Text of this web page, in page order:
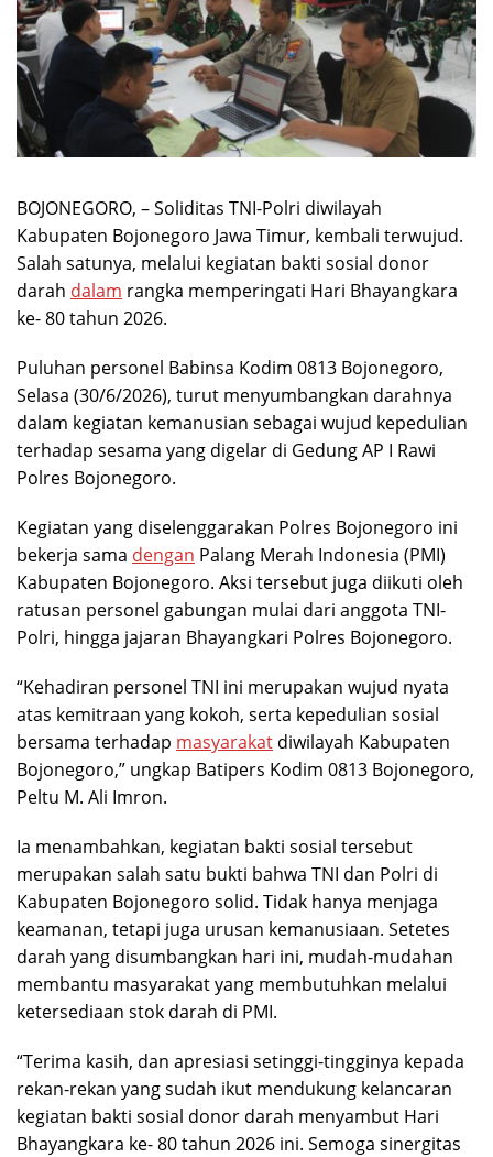
BOJONEGORO, – Soliditas TNI-Polri diwilayah
Kabupaten Bojonegoro Jawa Timur, kembali terwujud.
Salah satunya, melalui kegiatan bakti sosial donor
darah dalam rangka memperingati Hari Bhayangkara
ke- 80 tahun 2026.
Puluhan personel Babinsa Kodim 0813 Bojonegoro,
Selasa (30/6/2026), turut menyumbangkan darahnya
dalam kegiatan kemanusian sebagai wujud kepedulian
terhadap sesama yang digelar di Gedung AP I Rawi
Polres Bojonegoro.
Kegiatan yang diselenggarakan Polres Bojonegoro ini
bekerja sama dengan Palang Merah Indonesia (PMI)
Kabupaten Bojonegoro. Aksi tersebut juga diikuti oleh
ratusan personel gabungan mulai dari anggota TNI-
Polri, hingga jajaran Bhayangkari Polres Bojonegoro.
“Kehadiran personel TNI ini merupakan wujud nyata
atas kemitraan yang kokoh, serta kepedulian sosial
bersama terhadap masyarakat diwilayah Kabupaten
Bojonegoro,” ungkap Batipers Kodim 0813 Bojonegoro,
Peltu M. Ali Imron.
Ia menambahkan, kegiatan bakti sosial tersebut
merupakan salah satu bukti bahwa TNI dan Polri di
Kabupaten Bojonegoro solid. Tidak hanya menjaga
keamanan, tetapi juga urusan kemanusiaan. Setetes
darah yang disumbangkan hari ini, mudah-mudahan
membantu masyarakat yang membutuhkan melalui
ketersediaan stok darah di PMI.
“Terima kasih, dan apresiasi setinggi-tingginya kepada
rekan-rekan yang sudah ikut mendukung kelancaran
kegiatan bakti sosial donor darah menyambut Hari
Bhayangkara ke- 80 tahun 2026 ini. Semoga sinergitas